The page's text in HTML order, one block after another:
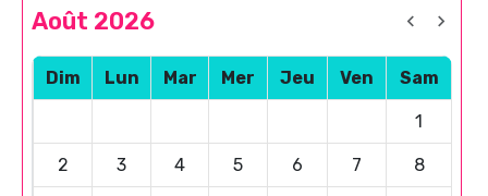
Août 2026
Dim Lun Mar Mer Jeu Ven Sam
1
2 3 4 5 6 7 8